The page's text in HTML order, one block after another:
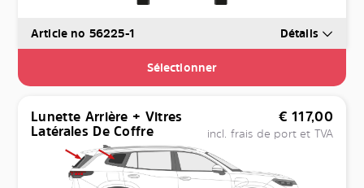
Article no 56225-1 Détails
Sélectionner
Lunette Arrière + Vitres
Latérales De Coffre
€ 117,00
incl. frais de port et TVA